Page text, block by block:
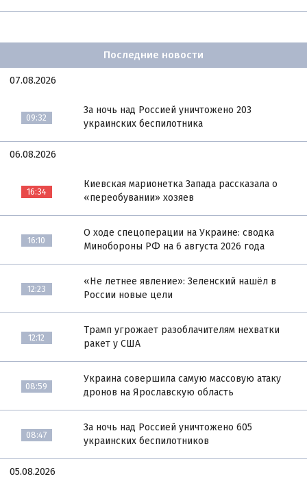
Последние новости
07.08.2026
09:32
За ночь над Россией уничтожено 203
украинских беспилотника
06.08.2026
16:34
Киевская марионетка Запада рассказала о
«переобувании» хозяев
16:10
О ходе спецоперации на Украине: сводка
Минобороны РФ на 6 августа 2026 года
12:23
«Не летнее явление»: Зеленский нашёл в
России новые цели
12:12
Трамп угрожает разоблачителям нехватки
ракет у США
08:59
Украина совершила самую массовую атаку
дронов на Ярославскую область
08:47
За ночь над Россией уничтожено 605
украинских беспилотников
05.08.2026